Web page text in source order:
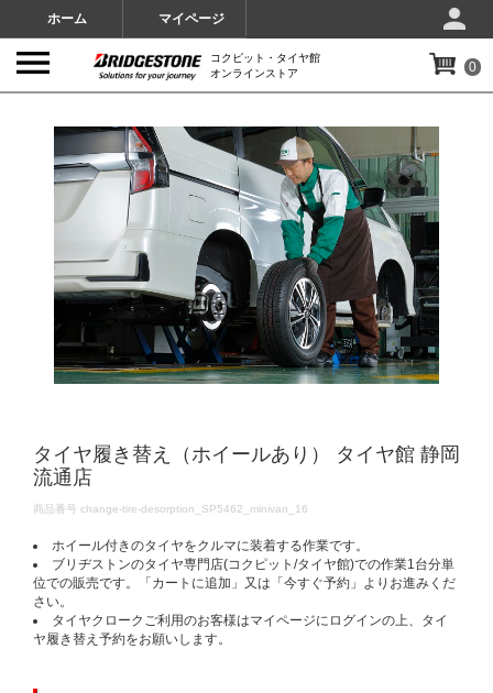
ホーム マイページ
コクピット・タイヤ館
オンラインストア
0
タイヤ履き替え（ホイールあり） タイヤ館 静岡
流通店
DETAILS
商品番号 change-tire-desorption_SP5462_minivan_16
ホイール付きのタイヤをクルマに装着する作業です。
ブリヂストンのタイヤ専門店(コクピット/タイヤ館)での作業1台分単
位での販売です。「カートに追加」又は「今すぐ予約」よりお進みくだ
さい。
タイヤクロークご利用のお客様はマイページにログインの上、タイ
ヤ履き替え予約をお願いします。